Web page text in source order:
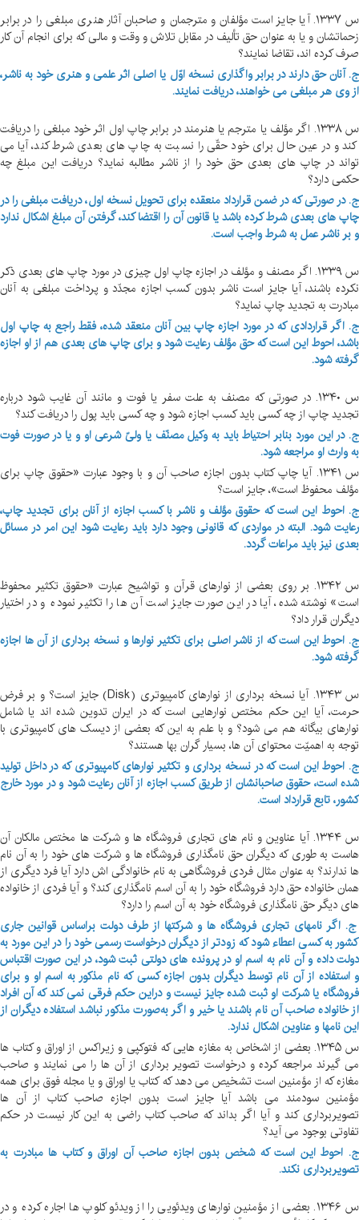
س ۱۳۳۷. آیا جایز است مؤلفان و مترجمان و صاحبان آثار هنری مبلغی را در برابر
زحماتشان و یا به عنوان حق تألیف در مقابل تلاش و وقت و مالی که برای انجام آن کار
صرف کرده اند، تقاضا نمایند؟
ج. آنان حق دارند در برابر واگذاری نسخه اوّل یا اصلی اثر علمی و هنری خود به ناشر،
از وی هر مبلغی می خواهند، دریافت نمایند.
س ۱۳۳۸. اگر مؤلف یا مترجم یا هنرمند در برابر چاپ اول اثر خود مبلغی را دریافت
کند و در عین حال برای خود حقّی را نسبت به چاپ های بعدی شرط کند، آیا می
تواند در چاپ های بعدی حق خود را از ناشر مطالبه نماید؟ دریافت این مبلغ چه
حکمی دارد؟
ج. در صورتی که در ضمن قرارداد منعقده برای تحویل نسخه اول، دریافت مبلغی را در
چاپ های بعدی شرط کرده باشد یا قانون آن را اقتضا کند، گرفتن آن مبلغ اشکال ندارد
و بر ناشر عمل به شرط واجب است.
س ۱۳۳۹. اگر مصنف و مؤلف در اجازه چاپ اول چیزی در مورد چاپ های بعدی ذکر
نکرده باشند، آیا جایز است ناشر بدون کسب اجازه مجدّد و پرداخت مبلغی به آنان
مبادرت به تجدید چاپ نماید؟
ج. اگر قراردادی که در مورد اجازه چاپ بین آنان منعقد شده، فقط راجع به چاپ اول
باشد، احوط این است که حق مؤلف رعایت شود و برای چاپ های بعدی هم از او اجازه
گرفته شود.
س ۱۳۴۰. در صورتی که مصنف به علت سفر یا فوت و مانند آن غایب شود درباره
تجدید چاپ از چه کسی باید کسب اجازه شود و چه کسی باید پول را دریافت کند؟
در این مورد بنابر احتیاط باید به وکیل مصنّف یا ولیّ شرعی او و یا در صورت فوت
به وارث او مراجعه شود.
س ۱۳۴۱. آیا چاپ کتاب بدون اجازه صاحب آن و با وجود عبارت «حقوق چاپ برای
مؤلف محفوظ است»، جایز است؟
ج. احوط این است که حقوق مؤلف و ناشر با کسب اجازه از آنان برای تجدید چاپ،
رعایت شود. البته در مواردی که قانونی وجود دارد باید رعایت شود این امر در مسائل
بعدی نیز باید مراعات گردد.
س ۱۳۴۲. بر روی بعضی از نوارهای قرآن و تواشیح عبارت «حقوق تکثیر محفوظ
است» نوشته شده، آیا در این صورت جایز است آن ها را تکثیر نموده و در اختیار
دیگران قرار داد؟
ج. احوط این است که از ناشر اصلی برای تکثیر نوارها و نسخه برداری از آن ها اجازه
گرفته شود.
س ۱۳۴۳. آیا نسخه برداری از نوارهای کامپیوتری (Disk) جایز است؟ و بر فرض
حرمت، آیا این حکم مختص نوارهایی است که در ایران تدوین شده اند یا شامل
نوارهای بیگانه هم می شود؟ و با علم به این که بعضی از دیسک های کامپیوتری با
توجه به اهمیّت محتوای آن ها، بسیار گران بها هستند؟
ج. احوط این است که در نسخه برداری و تکثیر نوارهای کامپیوتری که در داخل تولید
شده است، حقوق صاحبانشان از طریق کسب اجازه از آنان رعایت شود و در مورد خارج
کشور، تابع قرارداد است.
س ۱۳۴۴. آیا عناوین و نام های تجاری فروشگاه ها و شرکت ها مختص مالکان آن
هاست به طوری که دیگران حق نامگذاری فروشگاه ها و شرکت های خود را به آن نام
ها ندارند؟ به عنوان مثال فردی فروشگاهی به نام خانوادگی اش دارد آیا فرد دیگری از
همان خانواده حق دارد فروشگاه خود را به آن اسم نامگذاری کند؟ و آیا فردی از خانواده
های دیگر حق نامگذاری فروشگاه خود به آن اسم را دارد؟
ج. اگر نامهای تجاری فروشگاه ها و شرکتها از طرف دولت براساس قوانین جاری
کشور به کسی اعطاء شود که زودتر از دیگران درخواست رسمی خود را در این مورد به
دولت داده و آن نام به اسم او در پرونده های دولتی ثبت شود، در این صورت اقتباس
و استفاده از آن نام توسط دیگران بدون اجازه کسی که نام مذکور به اسم او و برای
فروشگاه یا شرکت او ثبت شده جایز نیست و دراین حکم فرقی نمی کند که آن افراد
از خانواده صاحب آن نام باشند یا خیر و اگر به‌صورت مذکور نباشد استفاده دیگران از
این نامها و عناوین اشکال ندارد.
س ۱۳۴۵. بعضی از اشخاص به مغازه هایی که فتوکپی و زیراکس از اوراق و کتاب ها
می گیرند مراجعه کرده و درخواست تصویر برداری از آن ها را می نمایند و صاحب
مغازه که از مؤمنین است تشخیص می دهد که کتاب یا اوراق و یا مجله فوق برای همه
مؤمنین سودمند می باشد آیا جایز است بدون اجازه صاحب کتاب از آن ها
تصویربرداری کند و آیا اگر بداند که صاحب کتاب راضی به این کار نیست در حکم
تفاوتی بوجود می آید؟
ج. احوط این است که شخص بدون اجازه صاحب آن اوراق و کتاب ها مبادرت به
تصویربرداری نکند.
س ۱۳۴۶. بعضی از مؤمنین نوارهای ویدئویی را از ویدئو کلوپ ها اجاره کرده و در